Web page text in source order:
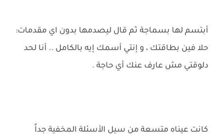
أبتسم لها بسماجة ثم قال ليصدمها بدون اي مقدمات:
حلا فين بطاقتك ، و إنتي أسمك إيه بالكامل .. أنا لحد
دلوقتي مش عارف عنك أي حاجة .
كانت عيناه متسعة من سيل الأسئلة المخفية جداً